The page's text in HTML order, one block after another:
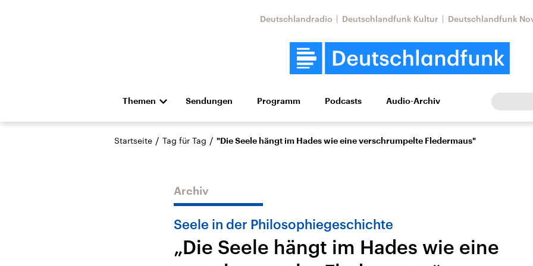
Deutschlandradio Deutschlandfunk Kultur Deutschlandfunk
Themen
Die Nachrichten Politik Wirtschaft Wissen Kultur Europa
Hörspiel und Feature Musik
Landtagswahl Sachsen-
Anhalt 2026
USA
Aktuelle Beiträge,
Nahostkonflikt
Iran
Sendungen Programm Podcasts Audio-Archiv
Startseite / Tag für Tag / "Die Seele hängt im Hades wie eine verschrumpelte Fledermaus"
Archiv
Seele in der Philosophiegeschichte
„Die Seele hängt im Hades wie eine